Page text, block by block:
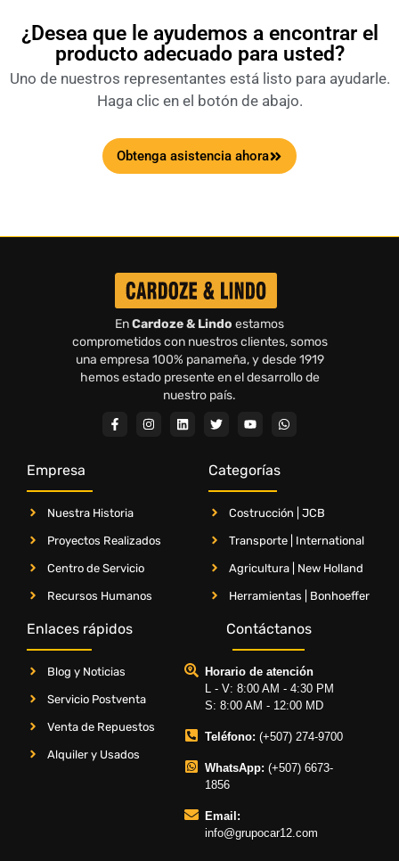
¿Desea que le ayudemos a encontrar el
producto adecuado para usted?
Uno de nuestros representantes está listo para ayudarle.
Haga clic en el botón de abajo.
Obtenga asistencia ahora
EnCardoze & Lindo estamos
comprometidos con nuestros clientes, somos
una empresa 100% panameña, y desde 1919
hemos estado presente en el desarrollo de
nuestro país.
Empresa
Nuestra Historia
Proyectos Realizados
Centro de Servicio
Recursos Humanos
Categorías
Costrucción | JCB
Transporte | International
Agricultura | New Holland
Herramientas | Bonhoeffer
Enlaces rápidos
Blog y Noticias
Servicio Postventa
Venta de Repuestos
Alquiler y Usados
Contáctanos
Horario de atención
L - V: 8:00 AM - 4:30 PM
S: 8:00 AM - 12:00 MD
Teléfono: (+507) 274-9700
WhatsApp: (+507) 6673-
1856
Email:
info@grupocar12.com